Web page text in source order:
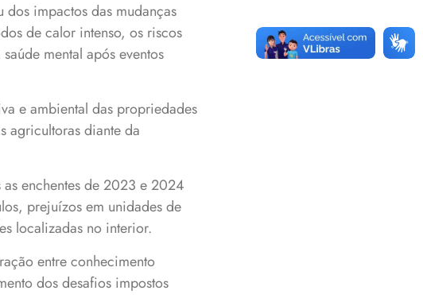
dos impactos das mudanças
de calor intenso, os riscos
mental após eventos
e ambiental das propriedades
agricultoras diante da
enchentes de 2023 e 2024
prejuízos em unidades de
localizadas no interior.
entre conhecimento
dos desafios impostos